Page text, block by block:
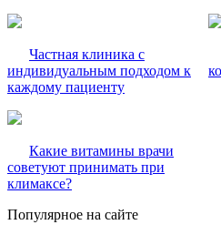
Частная клиника с
индивидуальным подходом к
каждому пациенту
Какие витамины врачи
советуют принимать при
климаксе?
Популярное на сайте